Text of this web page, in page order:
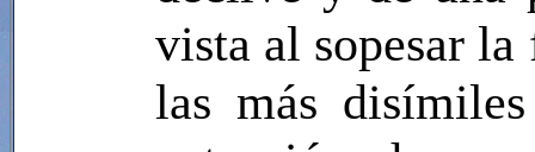
vista al sopesar la
las más